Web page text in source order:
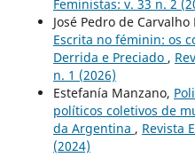
Feministas: v. 33 n. 2
José Pedro de
Escrita no féminin: os
Derrida e Preciado ,
n. 1 (2026)
Estefanía Manzano,
políticos coletivos de
da Argentina , Revista
(2024)